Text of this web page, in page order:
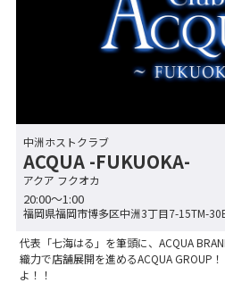
中洲ホストクラブ
ACQUA -FUKUOKA-
アクア フクオカ
20:00〜1:00
福岡県福岡市博多区中洲3丁目7-15TM-
代表「七海はる」を筆頭に、ACQUA
織力で店舗展開を進めるACQUA GROUP
よ！！